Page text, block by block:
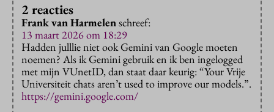
2 reacties
Frank van Harmelenschreef:
13 maart 2026 om 18:29
Hadden julllie niet ook Gemini van Google moeten
noemen? Als ik Gemini gebruik en ik ben ingelogged
met mijn VUnetID, dan staat daar keurig: “Your Vrije
Universiteit chats aren’t used to improve our models.”.
https://gemini.google.com/